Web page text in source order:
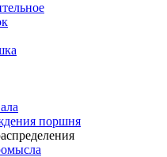
поршня